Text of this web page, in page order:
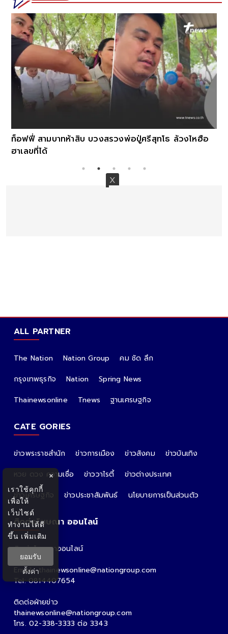
ท็อฟฟี่ สามบาทห้าสิบ บวงสรวงพ่อปู่ศรีสุทโธ ล้วงไหฮือ
ฮาเลขที่ได้
ALL PARTNER
The Nation Nation Group
คม ชัด ลึก
กรุงเทพธุรกิจ
Nation
Spring News
Thainewsonline
Tnews ฐานเศรษฐกิจ
CATE GORIES
ข่าวพระราชสำนัก ข่าวการเมือง ข่าวสังคม
ข่าวบันเทิง
หวย ดวง ความเชื่อ
ข่าววาไรตี้
ข่าวต่างประเทศ
ข่าวเศรษฐกิจ
ข่าวประชาสัมพันธ์ นโยบายการเป็นส่วนตัว
ติดต่อโฆษณา ออนไลน์
ติดต่อโฆษณาออนไลน์
คุณอ้อ
Email : thainewsonline@nationgroup.com
Tel: 0814407654
ติดต่อฝ่ายข่าว
thainewsonline@nationgroup.com
โทร. 02-338-3333 ต่อ 3343
×
เราใช้คุกกี้
เพื่อให้
เว็บไซต์
ทำงานได้ดี
ขึ้น เพิ่มเติม
ยอมรับ
ตั้งค่า